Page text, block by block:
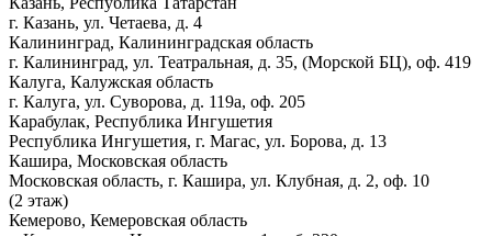
г. Казань, ул. Четаева, д. 4
Калининград, Калининградская область
г. Калининград, ул. Театральная, д. 35, (Морской БЦ), оф. 419
Калуга, Калужская область
г. Калуга, ул. Суворова, д. 119а, оф. 205
Карабулак, Республика Ингушетия
Республика Ингушетия, г. Магас, ул. Борова, д. 13
Кашира, Московская область
Московская область, г. Кашира, ул. Клубная, д. 2, оф. 10
(2 этаж)
Кемерово, Кемеровская область